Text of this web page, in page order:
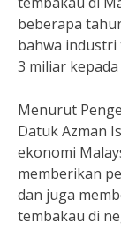
beberapa
bahwa industri
3 miliar
Menurut
Datuk Azman
ekonomi
memberikan
dan juga
tembakau di